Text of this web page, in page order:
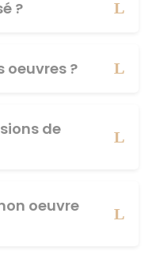
?
oeuvres ?
de
oeuvre